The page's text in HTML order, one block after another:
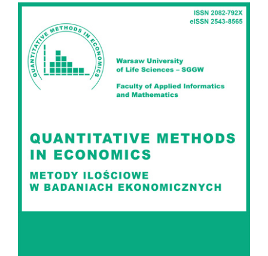
Sidebar